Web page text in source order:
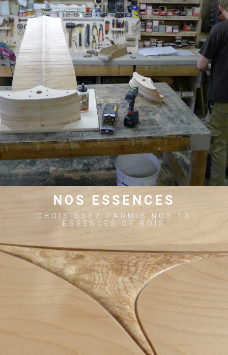
NOS ESSENCES
CHOISISSEZ PARMIS NOS 10
ESSENCES DE BOIS